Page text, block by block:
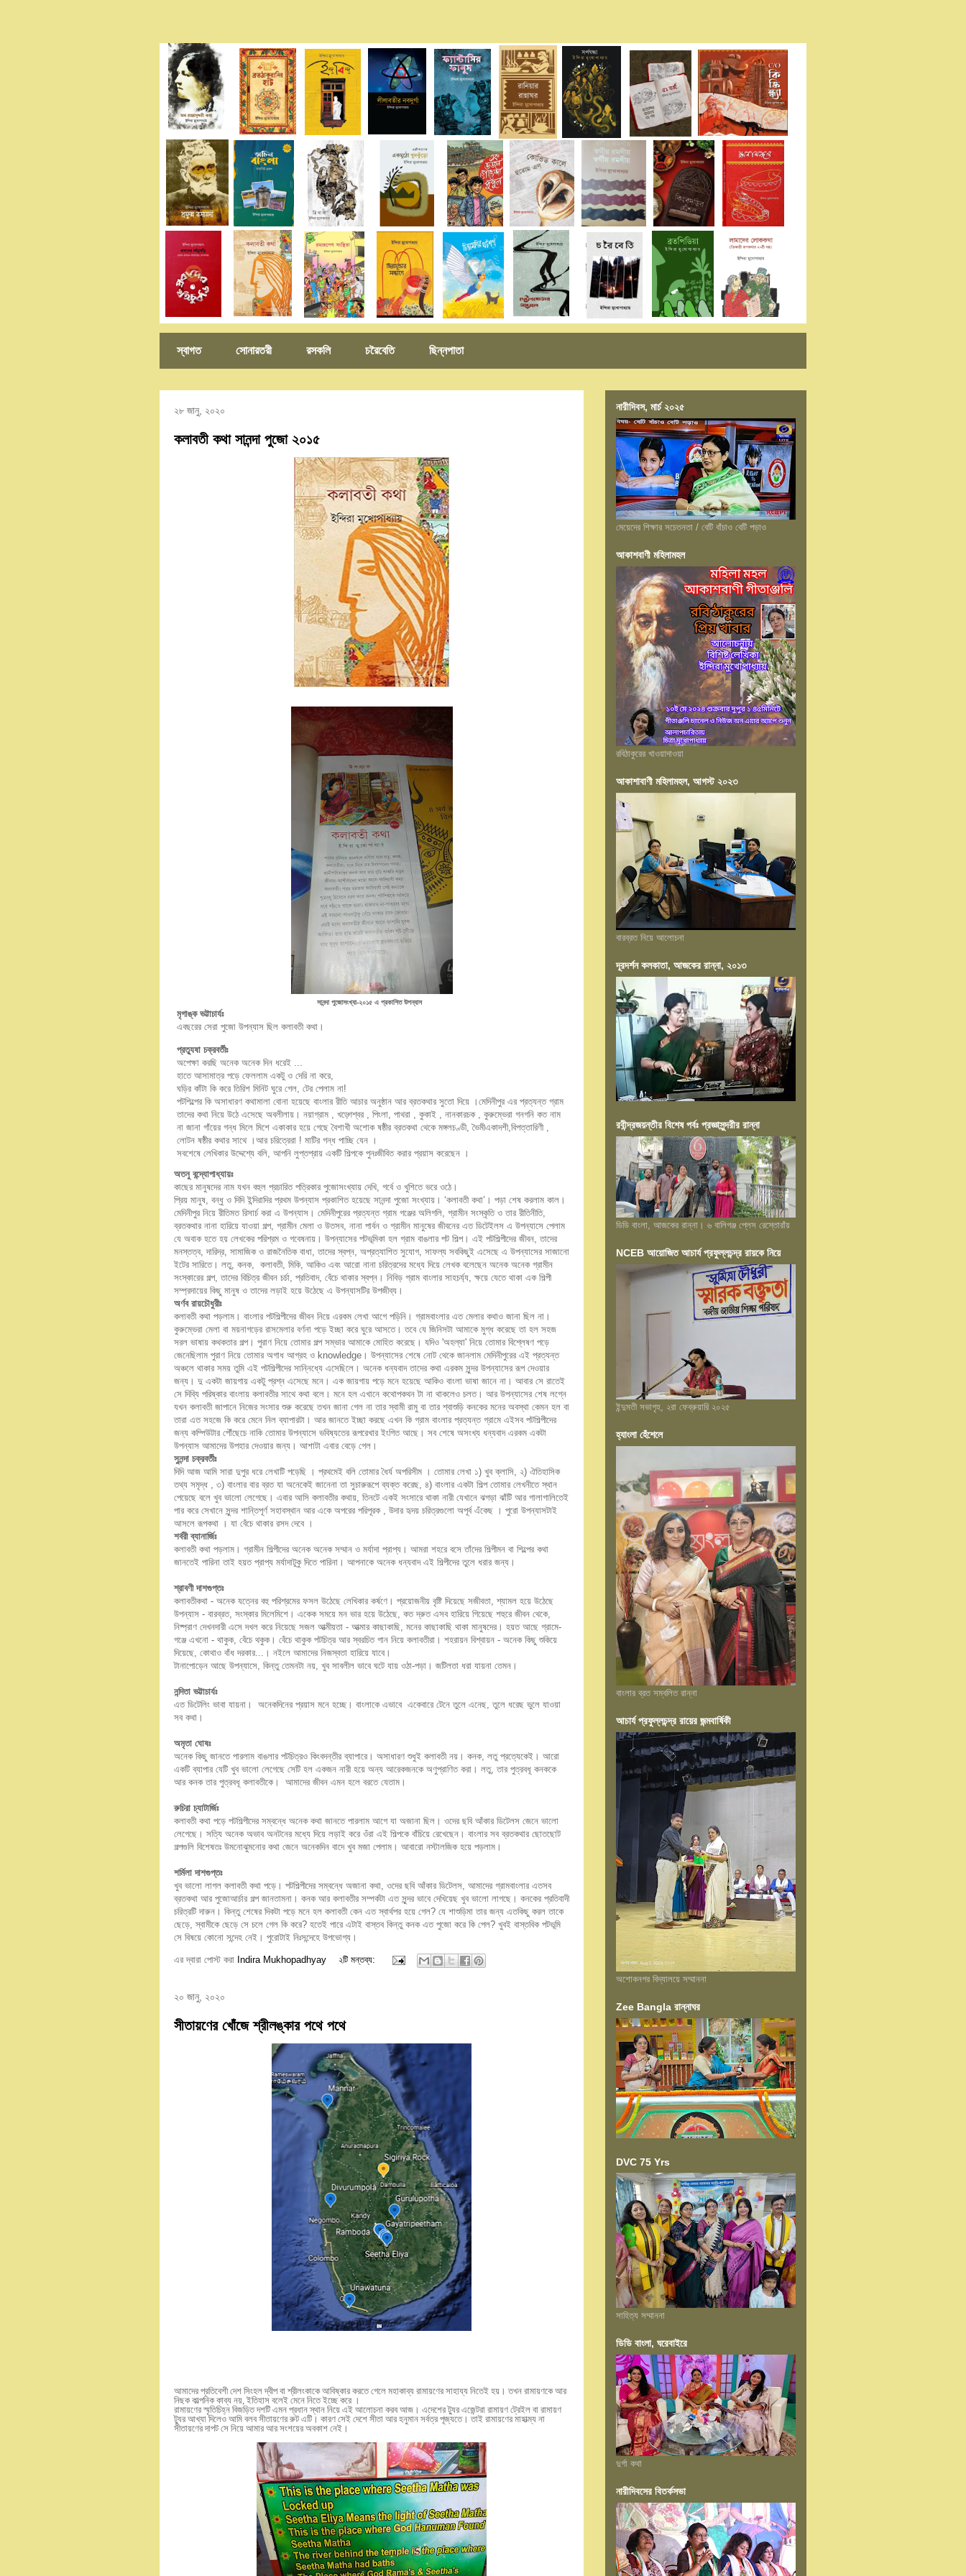
স্বাগত সোনারতরী রসকলি চরৈবেতি ছিন্নপাতা
২৮ জানু, ২০২০
কলাবতী কথা সানন্দা পুজো ২০১৫
সানন্দা পুজোসংখ্যা-২০১৫ এ প্রকাশিত উপন্যাস
মৃগাঙ্ক ভট্টাচার্যঃ
এবছরের সেরা পুজো উপন্যাস ছিল কলাবতী কথা।
প্রত্যুষা চক্রবর্তীঃ
অপেক্ষা করছি অনেক অনেক দিন ধরেই ...
হাতে আসামাত্র পড়ে ফেললাম একটু ও দেরি না করে,
ঘড়ির কাঁটা কি করে তিরিশ মিনিট ঘুরে গেল, টের পেলাম না!
পটশিল্পের কি অসাধারণ কথামালা বোনা হয়েছে বাংলার রীতি আচার অনুষ্ঠান আর ব্রতকথার সুতো দিয়ে ।মেদিনীপুর এর প্রত্যন্ত গ্রাম
তাদের কথা নিয়ে উঠে এসেছে অবলীলায়। নয়াগ্রাম , খড়্গেশ্বর , পিংলা, পাথরা , কুকাই , নানকারচক , কুরুম্ভেরা গনগনি কত নাম
না জানা গাঁয়ের গন্ধ মিলে মিশে একাকার হয়ে গেছে বৈশাখী অশোক ষষ্ঠীর ব্রতকথা থেকে মঙ্গলচণ্ডী, ভৈমীএকাদশী,বিপত্তারিণী ,
লোটন ষষ্ঠীর কথার সাথে ।আর চরিত্রেরা ! মাটির গন্ধ পাচ্ছি যেন ।
সবশেষে লেখিকার উদ্দেশ্যে বলি, আপনি লুপ্তপ্রায় একটি শিল্পকে পুনঃজীবিত করার প্রয়াস করেছেন ।
অতনু বন্দ্যোপাধ্যায়ঃ
কাছের মানুষদের নাম যখন বহুল প্রচারিত পত্রিকার পুজোসংখ্যায় দেখি, গর্বে ও খুশিতে ভরে ওঠে।
প্রিয় মানুষ, বন্ধু ও দিদি ইন্দিরাদির প্রথম উপন্যাস প্রকাশিত হয়েছে সানন্দা পুজো সংখ্যায়। ‘কলাবতী কথা’। পড়া শেষ করলাম কাল।
মেদিনীপুর নিয়ে রীতিমত রিসার্চ করা এ উপন্যাস। মেদিনীপুরের প্রত্যন্ত গ্রাম গঞ্জের অলিগলি, গ্রামীন সংস্কৃতি ও তার রীতিনীতি,
ব্রতকথার নানা হারিয়ে যাওয়া গল্প, গ্রামীন মেলা ও উতসব, নানা পার্বন ও গ্রামীন মানুষের জীবনের এত ডিটেইলস এ উপন্যাসে পেলাম
যে অবাক হতে হয় লেখকের পরিশ্রম ও গবেষনায়। উপন্যাসের পটভূমিকা হল গ্রাম বাঙলার পট শিল্প। এই পটশিল্পীদের জীবন, তাদের
মনস্তত্ব, দারিদ্র, সামাজিক ও রাজনৈতিক বাধা, তাদের স্বপ্ন, অপ্রত্যাশিত সুযোগ, সাফল্য সবকিছুই এসেছে এ উপন্যাসের সাজানো
ইটের সারিতে। লতু, কনক, কলাবতী, মিকি, আকিও এবং আরো নানা চরিত্রদের মধ্যে দিয়ে লেখক বলেছেন অনেক অনেক গ্রামীন
সংস্কারের গল্প, তাদের বিচিত্র জীবন চর্চা, প্রতিবাদ, বেঁচে থাকার স্বপ্ন। নিবিড় গ্রাম বাংলার সাহচর্য্য, ক্ষয়ে যেতে থাকা এক শিল্পী
সম্প্রদায়ের কিছু মানুষ ও তাদের লড়াই হয়ে উঠেছে এ উপন্যাসটির উপজীব্য।
অর্ণব রায়চৌধুরীঃ
কলাবতী কথা পড়লাম। বাংলার পটশিল্পীদের জীবন নিয়ে এরকম লেখা আগে পড়িনি। গ্রামবাংলার এত মেলার কথাও জানা ছিল না।
কুরুম্ভেরা মেলা বা ময়নাগড়ের রাসমেলার বর্ণনা পড়ে ইচ্ছা করে ঘুরে আসতে। তবে যে জিনিসটা আমাকে মুগ্ধ করেছে তা হল সহজ
সরল ভাষায় কথকতার গল্প। পুরাণ নিয়ে তোমার গল্প সম্ভার আমাকে মোহিত করেছে। যদিও 'অহল্যা' নিয়ে তোমার বিশ্লেষণ পড়ে
জেনেছিলাম পুরাণ নিয়ে তোমার অগাধ আগ্রহ ও knowledge। উপন্যাসের শেষে নোট থেকে জানলাম মেদিনীপুরের এই প্রত্যন্ত
অঞ্চলে থাকার সময় তুমি এই পটশিল্পীদের সান্নিধ্যে এসেছিলে। অনেক ধন্যবাদ তাদের কথা এরকম সুন্দর উপন্যাসের রূপ দেওয়ার
জন্য। দু একটা জায়গায় একটু প্রশ্ন এসেছে মনে। এক জায়গায় পড়ে মনে হয়েছে আকিও বাংলা ভাষা জানে না। আবার সে রাতেই
সে দিব্যি পরিষ্কার বাংলায় কলাবতীর সাথে কথা বলে। মনে হল এখানে কথোপকথন টা না থাকলেও চলত। আর উপন্যাসের শেষ লগ্নে
যখন কলাবতী জাপানে নিজের সংসার শুরু করেছে তখন জানা গেল না তার স্বামী রামু বা তার শ্বাশুড়ি কনকের মনের অবস্থা কেমন হল বা
তারা এত সহজে কি করে মেনে নিল ব্যাপারটা। আর জানতে ইচ্ছা করছে এখন কি গ্রাম বাংলার প্রত্যন্ত গ্রামে এইসব পটশিল্পীদের
জন্য কম্পিউটার পৌঁছেচে নাকি তোমার উপন্যাসে ভবিষ্যতের রূপরেখার ইংগিত আছে। সব শেষে অসংখ্য ধন্যবাদ এরকম একটা
উপন্যাস আমাদের উপহার দেওয়ার জন্য। আশাটা এবার বেড়ে গেল।
সুনন্দা চক্রবর্তীঃ
দিদি আজ আমি সারা দুপুর ধরে লেখাটি পড়েছি । প্রথমেই বলি তোমার ধৈর্য অপরিসীম । তোমার লেখা ১) খুব ক্লাসি, ২) ঐতিহাসিক
তথ্য সমৃদ্ধ , ৩) বাংলার বার ব্রত যা অনেকেই জানেনা তা সুচারুরূপে ব্যক্ত করেছ, ৪) বাংলার একটা শিল্প তোমার লেখনীতে স্থান
পেয়েছে বলে খুব ভালো লেগেছে। এবার আসি কলাবতীর কথায়, তিনটে একই সংসারে থাকা নারী যেখানে ঝগড়া ঝাঁটি আর গালাগালিতেই
পার করে সেখানে সুন্দর শান্তিপূর্ণ সহাবস্থান আর একে অপরের পরিপূরক , উদার হৃদয় চরিত্রগুলো অপূর্ব এঁকেছ । পুরো উপন্যাসটাই
আসলে রূপকথা । যা বেঁচে থাকার রসদ দেবে ।
শর্বরী ব্যানার্জিঃ
কলাবতী কথা পড়লাম। গ্রামীন শিল্পীদের অনেক অনেক সম্মান ও মর্যাদা প্রাপ্য। আমরা শহরে বসে তাঁদের শিল্পীমন বা শিল্পের কথা
জানতেই পারিনা তাই হয়ত প্রাপ্য মর্যাদাটুকু দিতে পারিনা। আপনাকে অনেক ধন্যবাদ এই শিল্পীদের তুলে ধরার জন্য।
শ্রাবণী দাশগুপ্তঃ
কলাবতীকথা - অনেক যত্নের বহু পরিশ্রমের ফসল উঠেছে লেখিকার কর্ষণে। প্রয়োজনীয় বৃষ্টি দিয়েছে সজীবতা, শ্যামল হয়ে উঠেছে
উপন্যাস - বারব্রত, সংস্কার মিলেমিশে। একেক সময়ে মন ভার হয়ে উঠেছে, কত দ্রুত এসব হারিয়ে গিয়েছে শহুরে জীবন থেকে,
নিষ্প্রাণ দেখনদারী এসে দখল করে নিয়েছে সজল আত্মীয়তা - আত্মার কাছাকাছি, মনের কাছাকাছি থাকা মানুষদের। হয়ত আছে গ্রামে-
গঞ্জে এখনো - থাকুক, বেঁচে থকুক। বেঁচে থাকুক পটচিত্র আর স্বরচিত গান নিয়ে কলাবতীরা। শহরায়ন বিশ্বায়ন - অনেক কিছু শুকিয়ে
দিয়েছে, কোথাও বাঁধ দরকার...। নইলে আমাদের নিজস্বতা হারিয়ে যাবে।
টানাপোড়েন আছে উপন্যাসে, কিন্তু তেমনটা নয়, খুব সাবলীল ভাবে ঘটে যায় ওঠা-পড়া। জটিলতা ধরা যায়না তেমন।
নন্দিতা ভট্টাচার্যঃ
এত ডিটেলিং ভাবা যায়না। অনেকদিনের প্রয়াস মনে হচ্ছে। বাংলাকে এভাবে একেবারে টেনে তুলে এনেছ, তুলে ধরেছ ভুলে যাওয়া
সব কথা।
অমৃতা ঘোষঃ
অনেক কিছু জানতে পারলাম বাঙলার পটচিত্রও কিংবদন্তীর ব্যাপারে। অসাধারণ শুধুই কলাবতী নয়। কনক, লতু প্রত্যেকেই। আরো
একটি ব্যাপার যেটি খুব ভালো লেগেছে সেটি হল একজন নারী হয়ে অন্য আরেকজনকে অণুপ্রাণিত করা। লতু, তার পুত্রবধূ কনককে
আর কনক তার পুত্রবধূ কলাবতীকে। আমাদের জীবন এমন হলে বরতে যেতাম।
রুচিরা চ্যাটার্জিঃ
কলাবতী কথা পড়ে পটশিল্পীদের সম্বন্ধে অনেক কথা জানতে পারলাম আগে যা অজানা ছিল। ওদের ছবি আঁকার ডিটেলস জেনে ভালো
লেগেছে। সত্যি অনেক অভাব অনটনের মধ্যে দিয়ে লড়াই করে ওঁরা এই শিল্পকে বাঁচিয়ে রেখেছেন। বাংলার সব ব্রতকথার ছোতছোট
গল্পগুলি বিশেষতঃ উমনোঝুমনোর কথা জেনে অনেকদিন বাদে খুব মজা পেলাম। আবারো নস্টালজিক হয়ে পড়লাম।
শর্মিলা দাশগুপ্তঃ
খুব ভালো লাগল কলাবতী কথা পড়ে। পটশিল্পীদের সম্বন্ধে অজানা কথা, ওদের ছবি আঁকার ডিটেলস, আমাদের গ্রামবাংলার এতসব
ব্রতকথা আর পুজোআর্চার গল্প জানতামনা। কনক আর কলাবতীর সম্পর্কটা এত সুন্দর ভাবে দেখিয়েছ খুব ভালো লাগছে। কনকের প্রতিবাদী
চরিত্রটি দারুন। কিন্তু শেষের দিকটা পড়ে মনে হল কলাবতী কেন এত স্বার্থপর হয়ে গেল? যে শাশুড়িমা তার জন্য এতকিছু করল তাকে
ছেড়ে, স্বামীকে ছেড়ে সে চলে গেল কি করে? হতেই পারে এটাই বাস্তব কিন্তু কনক এত পুজো করে কি পেল? খুব‌ই বাস্তবিক পটভূমি
সে বিষয়ে কোনো সন্দেহ নেই। পুরোটাই নিঃসন্দেহে উপভোগ্য।
এর দ্বারা পোস্ট করা Indira Mukhopadhyay ২টি মন্তব্য:
২০ জানু, ২০২০
সীতায়ণের খোঁজে শ্রীলঙ্কার পথে পথে
আমাদের প্রতিবেশী দেশ সিংহল দ্বীপ বা শ্রীলংকাকে আবিষ্কার করতে গেলে মহাকাব্য রামায়ণের সাহায্য নিতেই হয়। তখন রামায়ণকে আর
নিছক কাল্পনিক কাব্য নয় ইতিহাস বলেই মেনে নিতে ইচ্ছে করে ।
রামায়ণের স্মৃতিচিহ্ন বিজড়িত দশটি এমন প্রধান স্থান নিয়ে এই আলোচনা করব আজ। এদেশের ট্যুর এজেন্টরা রামায়ণ ট্রেইল বা রামায়ণ
ট্যুর আখ্যা দিলেও আমি বলব সীতায়ণের রুট এটি। কারণ সেই দেশে সীতা আর হনুমান সর্বত্র পূজ্যতে। তাই রামায়ণের মাহাত্ম্য না
সীতায়ণের দাপট সে নিয়ে আমার আর সংশয়ের অবকাশ নেই।
নারীদিবস, মার্চ ২০২৫
মেয়েদের শিক্ষার সচেতনতা / বেটি বাঁচাও বেটি পড়াও
আকাশবাণী মহিলামহল
রবিঠাকুরের খাওয়াদাওয়া
আকাশাবাণী মহিলামহল, আগস্ট ২০২৩
বারব্রত নিয়ে আলোচনা
দূরদর্শন কলকাতা, আজকের রান্না, ২০১৩
রবীন্দ্রজয়ন্তীর বিশেষ পর্বঃ প্রজ্ঞাসুন্দরীর রান্না
ডিডি বাংলা, আজকের রান্না। ৬ বালিগঞ্জ প্লেস রেস্তোরাঁয়
NCEB আয়োজিত আচার্য প্রফুল্লচন্দ্র রায়কে নিয়ে
ইন্দুমতী সভাগৃহ, ২রা ফেব্রুয়ারি ২০২৫
হ্যাংলা হেঁশেলে
বাংলার ব্রত সম্বলিত রান্না
আচার্য প্রফুল্লচন্দ্র রায়ের জন্মবার্ষিকী
অশোকনগর বিদ্যালয়ে সম্মাননা
Zee Bangla রান্নাঘর
DVC 75 Yrs
সাহিত্য সম্মাননা
ডিডি বাংলা, ঘরেবাইরে
দুর্গা কথা
নারীদিবসের বিতর্কসভা